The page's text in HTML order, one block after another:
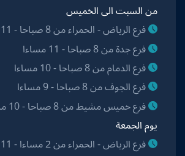
من السبت الى الخميس
فرع الرياض - الحمراء من 8 صباحا - 11 مساءا
فرع جدة من 8 صباحا - 11 مساءا
فرع الدمام من 8 صباحا - 10 مساءا
فرع الجوف من 8 صباحا - 9 مساءا
فرع خميس مشيط من 8 صباحا - 10 مساءا
يوم الجمعة
فرع الرياض - الحمراء من 2 مساءا - 11 مساءا